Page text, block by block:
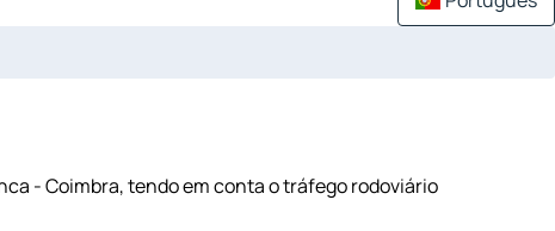
- Coimbra, tendo em conta o tráfego rodoviário